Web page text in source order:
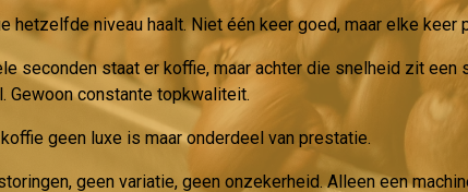
hetzelfde niveau haalt. Niet één keer goed, maar elke keer
seconden staat er koffie, maar achter die snelheid zit een
Gewoon constante topkwaliteit.
geen luxe is maar onderdeel van prestatie.
geen variatie, geen onzekerheid. Alleen een